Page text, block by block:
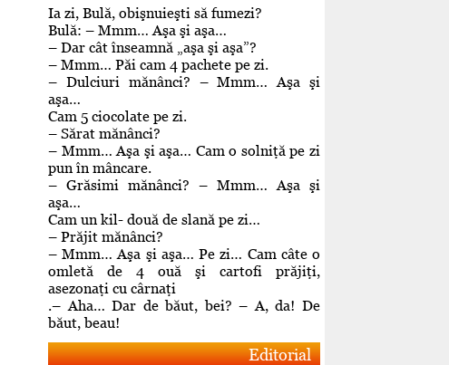
Ia zi, Bulă, obişnuieşti să fumezi?
Bulă: – Mmm… Aşa şi aşa…
– Dar cât înseamnă „aşa şi aşa”?
– Mmm… Păi cam 4 pachete pe zi.
– Dulciuri mănânci? – Mmm… Aşa şi
aşa…
Cam 5 ciocolate pe zi.
– Sărat mănânci?
– Mmm… Aşa şi aşa… Cam o solniţă pe zi
pun în mâncare.
– Grăsimi mănânci? – Mmm… Aşa şi
aşa…
Cam un kil- două de slană pe zi…
– Prăjit mănânci?
– Mmm… Aşa şi aşa… Pe zi… Cam câte o
omletă de 4 ouă şi cartofi prăjiţi,
asezonaţi cu cârnaţi
.– Aha… Dar de băut, bei? – A, da! De
băut, beau!
Editorial